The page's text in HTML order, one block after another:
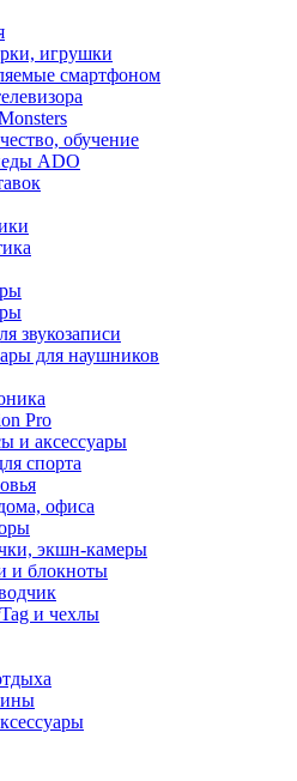
игрушки
смартфоном
обучение
ADO
звукозаписи
для наушников
Pro
и аксессуары
спорта
офиса
экшн-камеры
и блокноты
и чехлы